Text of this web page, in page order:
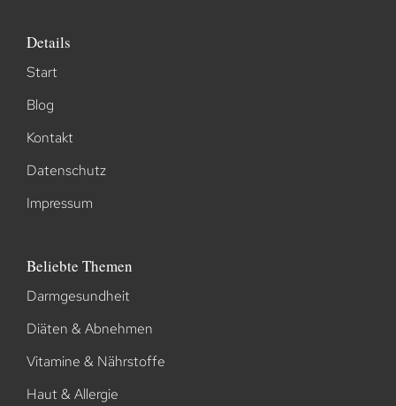
Details
Start
Blog
Kontakt
Datenschutz
Impressum
Beliebte Themen
Darmgesundheit
Diäten & Abnehmen
Vitamine & Nährstoffe
Haut & Allergie